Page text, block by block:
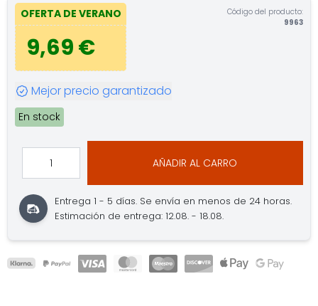
OFERTA DE VERANO
9,69 €
Código del producto:
9963
Mejor precio garantizado
En stock
AÑADIR AL CARRO
Entrega 1 - 5 días. Se envía en menos de 24 horas.
Estimación de entrega: 12.08. - 18.08.